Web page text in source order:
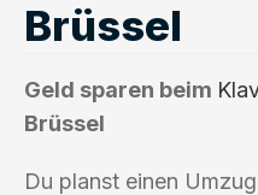
Brüssel
Geld sparen beim
Brüssel
Du planst einen